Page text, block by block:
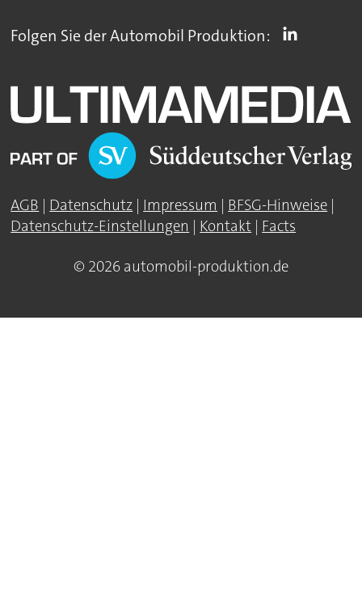
Folgen Sie der Automobil Produktion:
AGB | Datenschutz | Impressum | BFSG-Hinweise |
Datenschutz-Einstellungen | Kontakt | Facts
© 2026 automobil-produktion.de